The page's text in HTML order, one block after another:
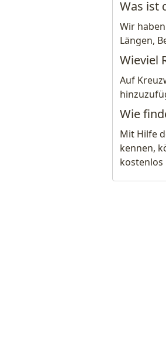
Was ist
Wir haben
Längen,
Wieviel
Auf
Wie
Mit Hilfe
kennen,
kostenlos